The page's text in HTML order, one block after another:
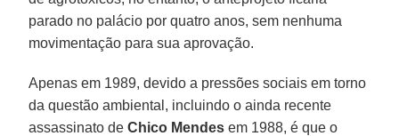
parado no palácio por quatro anos, sem nenhuma
movimentação para sua aprovação.
Apenas em 1989, devido a pressões sociais em torno
da questão ambiental, incluindo o ainda recente
assassinato deChico Mendes em 1988, é que o